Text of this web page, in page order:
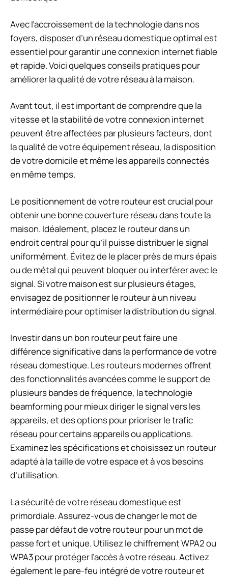
Avec l’accroissement de la technologie dans nos
foyers, disposer d’un réseau domestique optimal est
essentiel pour garantir une connexion internet fiable
et rapide. Voici quelques conseils pratiques pour
améliorer la qualité de votre réseau à la maison.
Avant tout, il est important de comprendre que la
vitesse et la stabilité de votre connexion internet
peuvent être affectées par plusieurs facteurs, dont
la qualité de votre équipement réseau, la disposition
de votre domicile et même les appareils connectés
en même temps.
Le positionnement de votre routeur est crucial pour
obtenir une bonne couverture réseau dans toute la
maison. Idéalement, placez le routeur dans un
endroit central pour qu’il puisse distribuer le signal
uniformément. Évitez de le placer près de murs épais
ou de métal qui peuvent bloquer ou interférer avec le
signal. Si votre maison est sur plusieurs étages,
envisagez de positionner le routeur à un niveau
intermédiaire pour optimiser la distribution du signal.
Investir dans un bon routeur peut faire une
différence significative dans la performance de votre
réseau domestique. Les routeurs modernes offrent
des fonctionnalités avancées comme le support de
plusieurs bandes de fréquence, la technologie
beamforming pour mieux diriger le signal vers les
appareils, et des options pour prioriser le trafic
réseau pour certains appareils ou applications.
Examinez les spécifications et choisissez un routeur
adapté à la taille de votre espace et à vos besoins
d’utilisation.
La sécurité de votre réseau domestique est
primordiale. Assurez-vous de changer le mot de
passe par défaut de votre routeur pour un mot de
passe fort et unique. Utilisez le chiffrement WPA2 ou
WPA3 pour protéger l’accès à votre réseau. Activez
également le pare-feu intégré de votre routeur et